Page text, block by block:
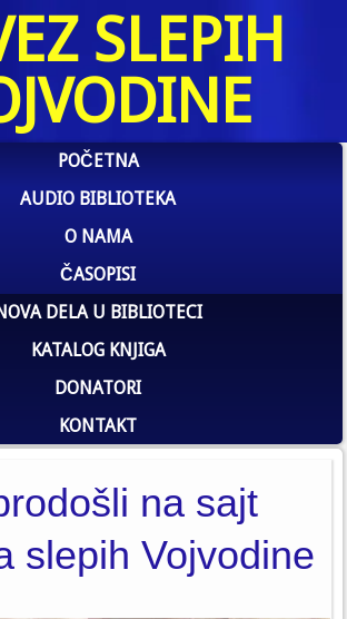
SLEPIH
POČETNA
AUDIO BIBLIOTEKA
O NAMA
ČASOPISI
DELA U BIBLIOTECI
KATALOG KNJIGA
DONATORI
KONTAKT
na sajt
slepih Vojvodine